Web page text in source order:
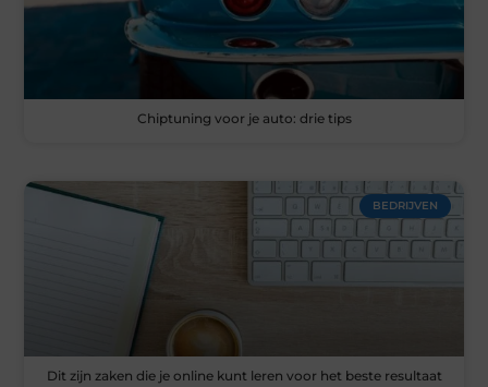
Chiptuning voor je auto: drie tips
BEDRIJVEN
Dit zijn zaken die je online kunt leren voor het beste resultaat